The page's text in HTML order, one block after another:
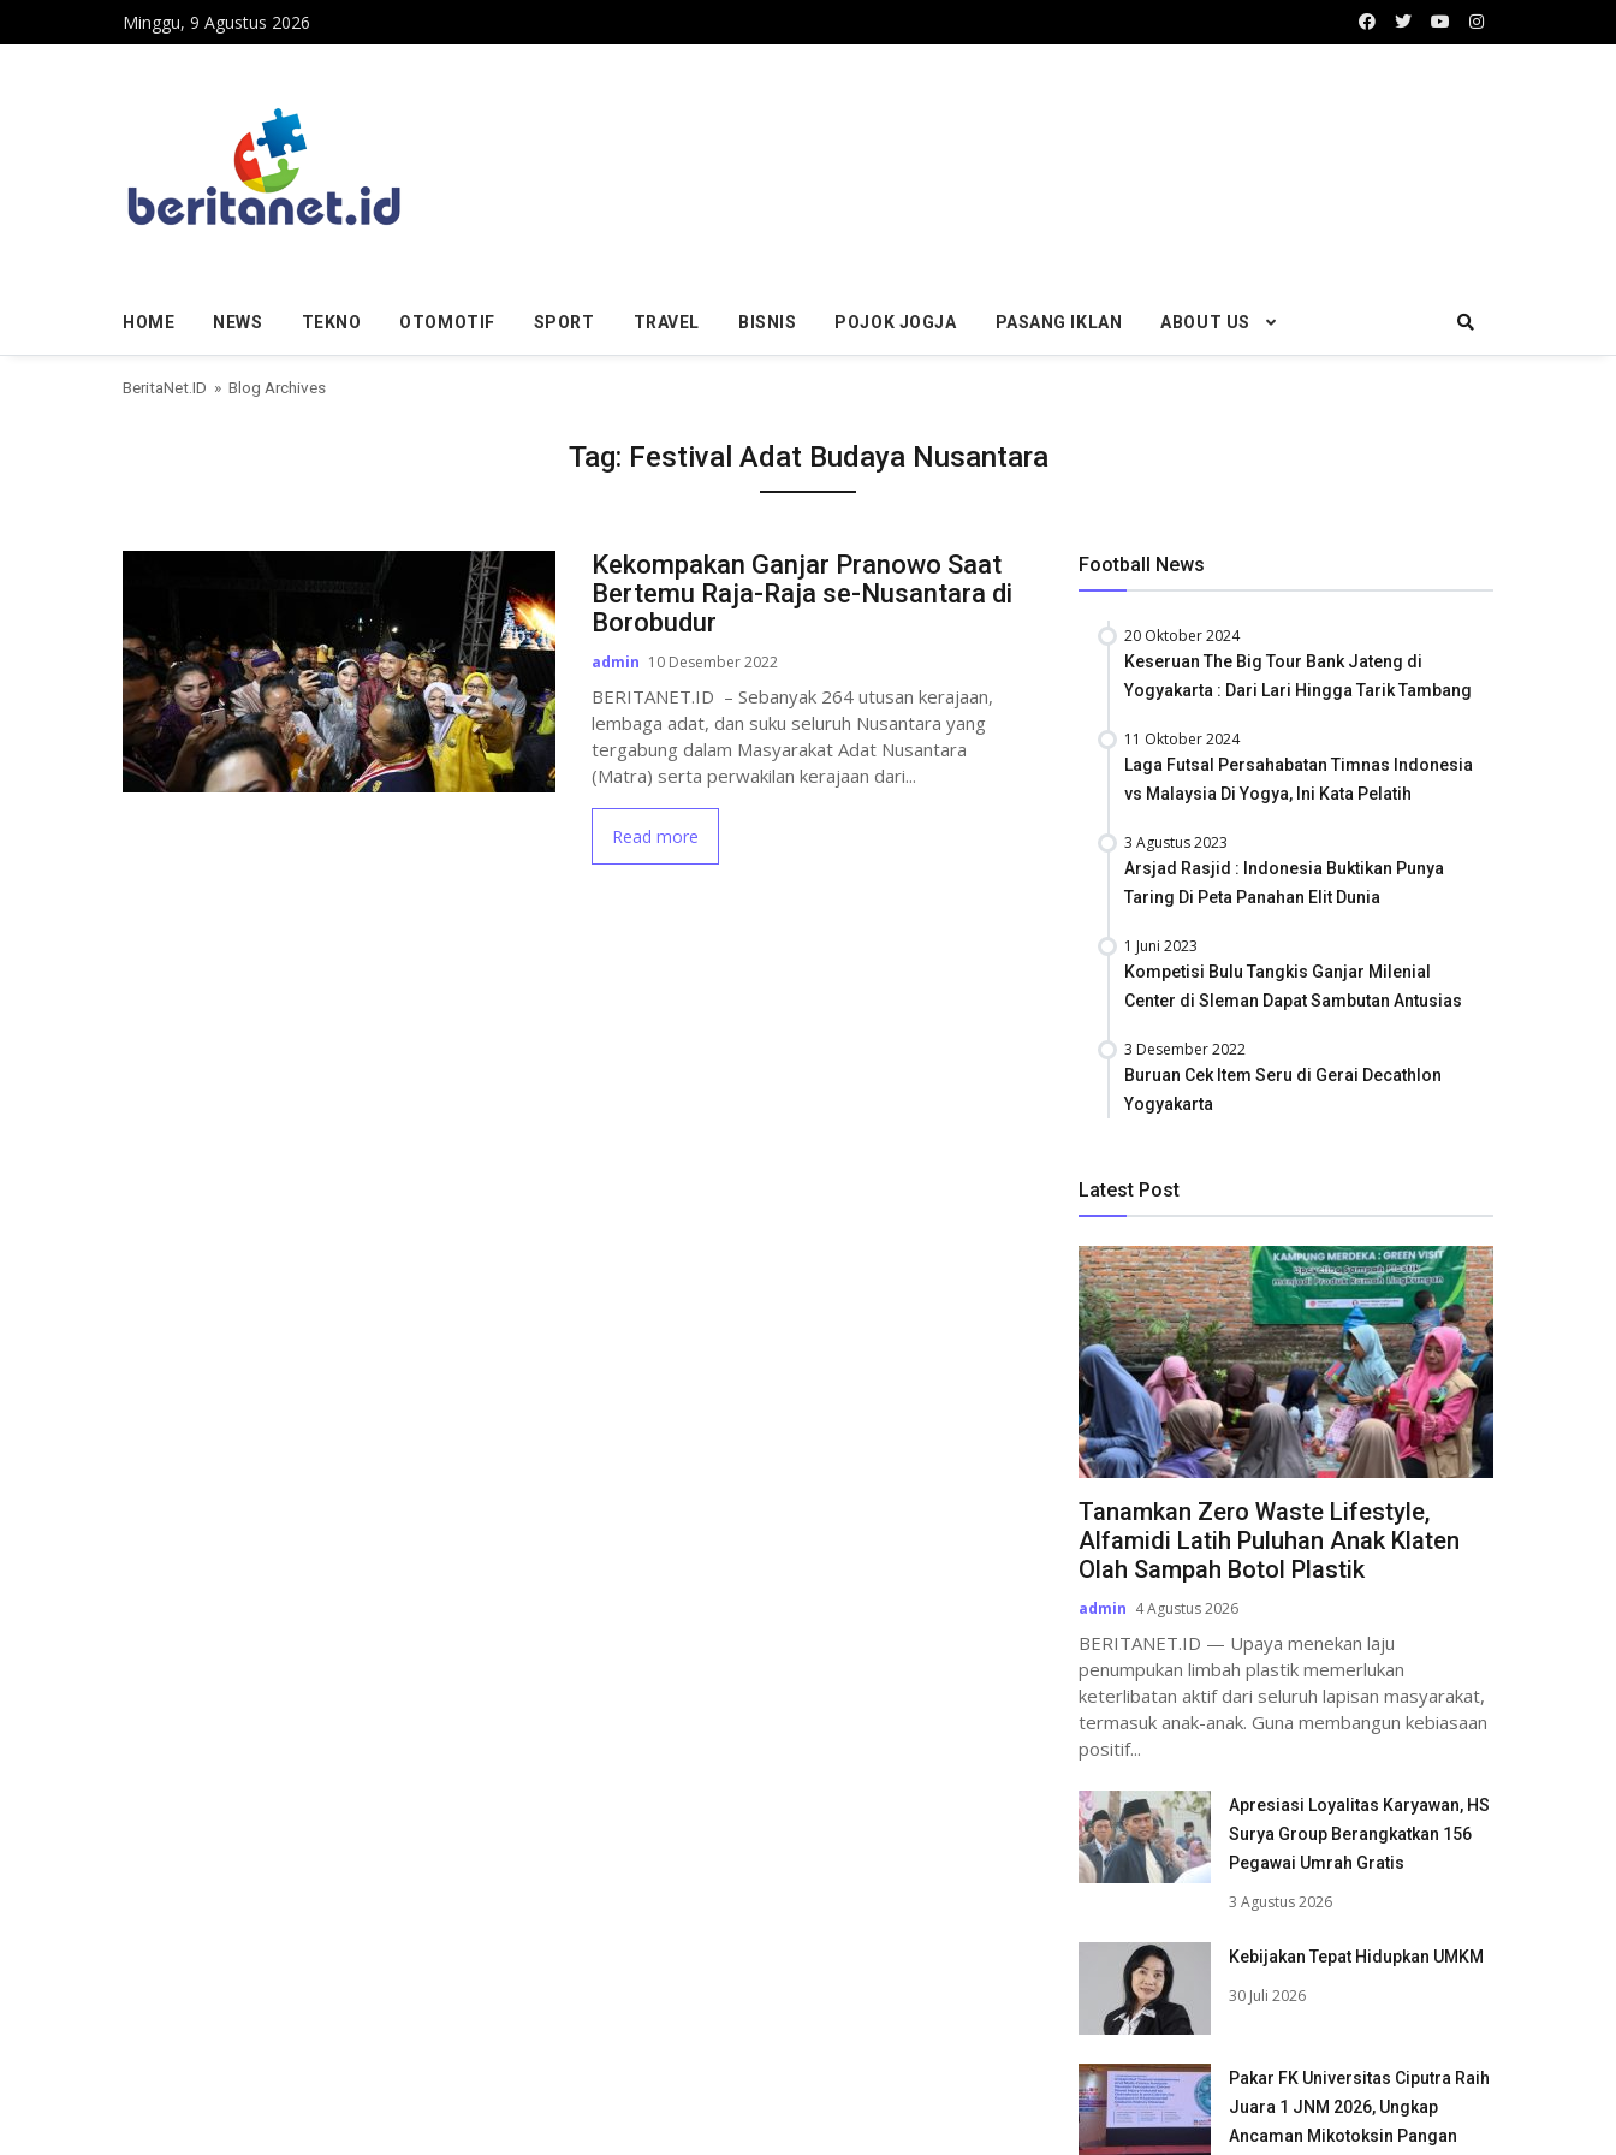
Skip to contentMinggu, 9 Agustus 2026
HOME NEWS TEKNO OTOMOTIF SPORT TRAVEL BISNIS POJOK JOGJA PASANG IKLAN ABOUT US
BeritaNet.ID » Blog Archives
Tag: Festival Adat Budaya Nusantara
Kekompakan Ganjar Pranowo Saat
Bertemu Raja-Raja se-Nusantara di
Borobudur
admin 10 Desember 2022
BERITANET.ID – Sebanyak 264 utusan kerajaan,
lembaga adat, dan suku seluruh Nusantara yang
tergabung dalam Masyarakat Adat Nusantara
(Matra) serta perwakilan kerajaan dari...
Read more
Football News
20 Oktober 2024
Keseruan The Big Tour Bank Jateng di
Yogyakarta : Dari Lari Hingga Tarik Tambang
11 Oktober 2024
Laga Futsal Persahabatan Timnas Indonesia
vs Malaysia Di Yogya, Ini Kata Pelatih
3 Agustus 2023
Arsjad Rasjid : Indonesia Buktikan Punya
Taring Di Peta Panahan Elit Dunia
1 Juni 2023
Kompetisi Bulu Tangkis Ganjar Milenial
Center di Sleman Dapat Sambutan Antusias
3 Desember 2022
Buruan Cek Item Seru di Gerai Decathlon
Yogyakarta
Latest Post
Tanamkan Zero Waste Lifestyle,
Alfamidi Latih Puluhan Anak Klaten
Olah Sampah Botol Plastik
admin 4 Agustus 2026
BERITANET.ID — Upaya menekan laju
penumpukan limbah plastik memerlukan
keterlibatan aktif dari seluruh lapisan masyarakat,
termasuk anak-anak. Guna membangun kebiasaan
positif...
Apresiasi Loyalitas Karyawan, HS
Surya Group Berangkatkan 156
Pegawai Umrah Gratis
3 Agustus 2026
Kebijakan Tepat Hidupkan UMKM
30 Juli 2026
Pakar FK Universitas Ciputra Raih
Juara 1 JNM 2026, Ungkap
Ancaman Mikotoksin Pangan